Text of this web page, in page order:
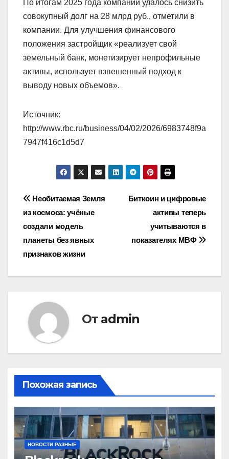
По итогам 2025 года компании удалось снизить
совокупный долг на 28 млрд руб., отметили в
компании. Для улучшения финансового
положения застройщик «реализует свой
земельный банк, монетизирует непрофильные
активы, использует взвешенный подход к
выводу новых объемов».
Источник:
http://www.rbc.ru/business/04/02/2026/6983748f9a
7947f416c1d5d7
Навигация
по
записям
Биткоин и цифровые
активы теперь
учитываются в
показателях МВФ
Необитаемая Земля
из космоса: учёные
создали модель
планеты без явных
признаков жизни
От admin
Похожая запись
НОВОСТИ РАЗНЫЕ